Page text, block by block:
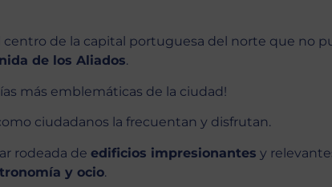
centro de la capital portuguesa del norte que no
de los Aliados.
más emblemáticas de la ciudad!
ciudadanos la frecuentan y disfrutan.
rodeada de edificios impresionantes y
y ocio.